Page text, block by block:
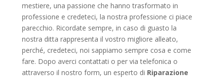
mestiere, una passione che hanno trasformato in
professione e credeteci, la nostra professione ci piace
parecchio. Ricordate sempre, in caso di guasto la
nostra ditta rappresenta il vostro migliore alleato,
perché, credeteci, noi sappiamo sempre cosa e come
fare. Dopo averci contattati o per via telefonica o
attraverso il nostro form, un esperto di Riparazione